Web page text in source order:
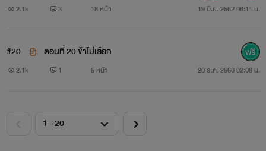
สิเดี๋ยว /ตอนที่18 อาหารของความรัก/1
2.1k 3 18 หน้า 19 มิ.ย. 2562 08:11 น.
#20 ตอนที่ 20 ข้าไม่เลือก
2.1k 1 5 หน้า 20 ธ.ค. 2560 02:08 น.